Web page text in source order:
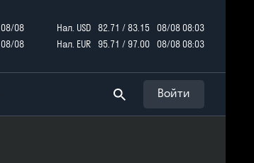
08/08
08/08
Нал. USD 82.71 / 83.15
08/08 08:03
Нал. EUR
95.71 / 97.00 08/08 08:03
Войти